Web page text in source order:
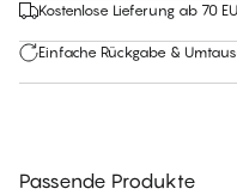
Kostenlose Lieferung ab 70
Einfache Rückgabe &
Passende Produkte